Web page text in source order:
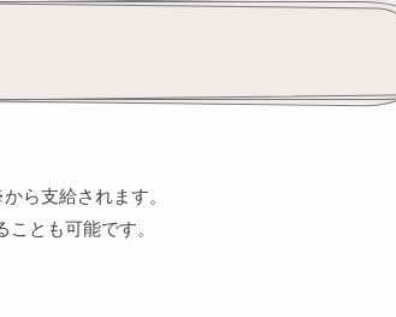
ら支給されます。
とも可能です。